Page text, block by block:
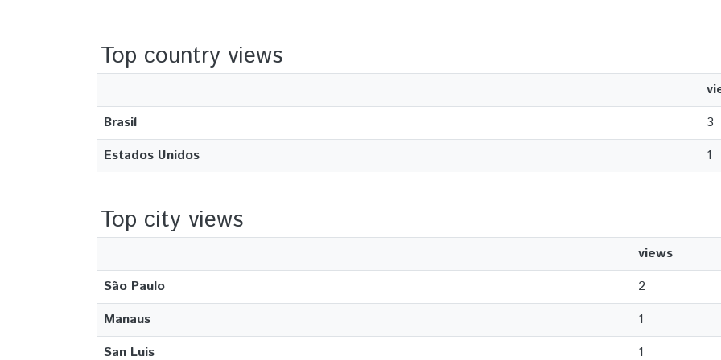
Top country views
Brasil
3
Estados Unidos
1
Top city views
views
São Paulo
2
Manaus
1
San Luis
1